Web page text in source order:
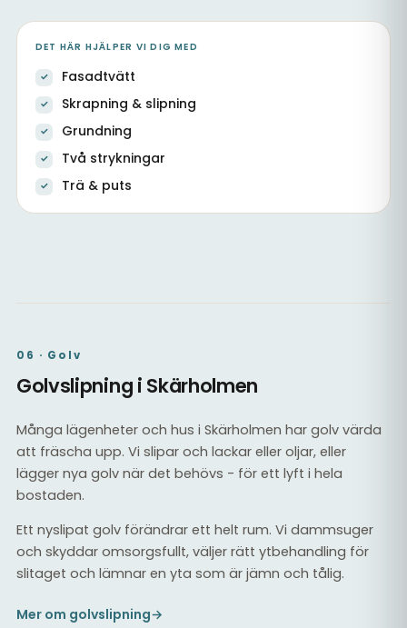
DET HÄR HJÄLPER VI DIG MED
Fasadtvätt
Skrapning & slipning
Grundning
Två strykningar
Trä & puts
Fasad, dörrar & fönster
06 · Golv
Golvslipning i Skärholmen
Många lägenheter och hus i Skärholmen har golv värda
att fräscha upp. Vi slipar och lackar eller oljar, eller
lägger nya golv när det behövs - för ett lyft i hela
bostaden.
Ett nyslipat golv förändrar ett helt rum. Vi dammsuger
och skyddar omsorgsfullt, väljer rätt ytbehandling för
slitaget och lämnar en yta som är jämn och tålig.
Mer om golvslipning→